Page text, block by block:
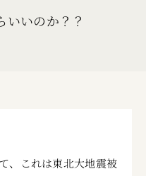
いいのか？？
、これは東北大地震被